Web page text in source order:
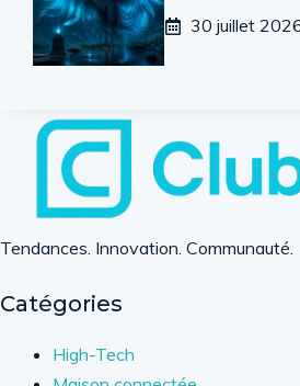
30 juillet
Tendances. Innovation. Communauté.
Catégories
High-Tech